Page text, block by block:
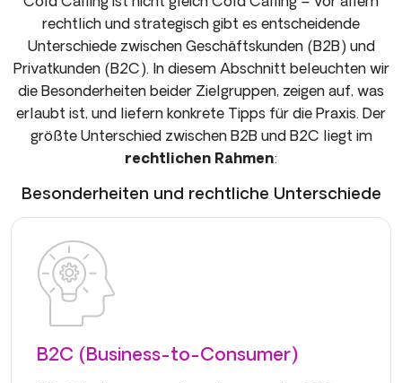
rechtlich und strategisch gibt es entscheidende
Unterschiede zwischen Geschäftskunden (B2B) und
Privatkunden (B2C). In diesem Abschnitt beleuchten wir
die Besonderheiten beider Zielgruppen, zeigen auf, was
erlaubt ist, und liefern konkrete Tipps für die Praxis. Der
größte Unterschied zwischen B2B und B2C liegt im
rechtlichen Rahmen:
Besonderheiten und rechtliche Unterschiede
B2C (Business-to-Consumer)